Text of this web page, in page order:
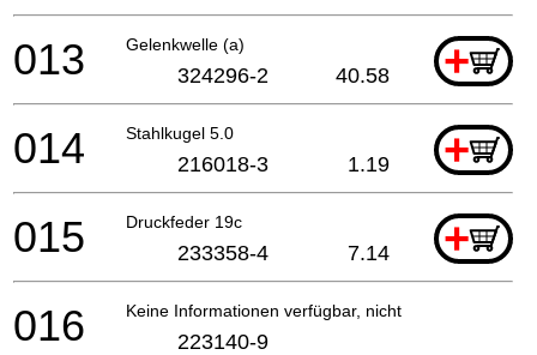
Gelenkwelle (a) +
013 324296-2 40.58
Stahlkugel 5.0 +
014 216018-3 1.19
Druckfeder 19c +
015 233358-4 7.14
Keine Informationen verfügbar, nicht bestellbar
016 223140-9